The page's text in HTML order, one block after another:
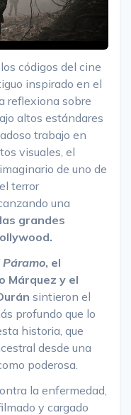
códigos del cine
inspirado en el
reflexiona sobre
altos estándares
trabajo en
visuales, el
de uno de
terror
una
grandes
Páramo, el
Márquez y el
sintieron el
profundo que lo
historia, que
desde una
poderosa.
la enfermedad,
y cargado